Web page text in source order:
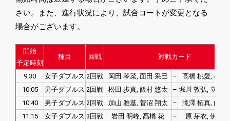
さい。また、進行状況により、試合コートが変更となる
場合がございます。
開始
予定時刻
種目 回戦 対戦カード
9:30 女子ダブルス 2回戦 岡田 琴菜, 面田 采巳 –
髙橋 桃愛, 小松
10:05
男子ダブルス 2回戦 松田 歩真, 飯村 悠太 – 堀川 敦弘, 立藤
10:40
男子ダブルス 2回戦 加山 雅基, 菅沼 翔太 –
滝澤 拓真, 内村
11:15
女子ダブルス 3回戦 岩田 明峰, 髙橋 花 –
原 芽衣, 伊藤